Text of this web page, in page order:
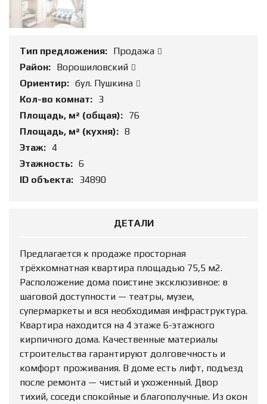
Тип предложения: Продажа
Район: Ворошиловский
Ориентир: бул. Пушкина
Кол-во комнат: 3
Площадь, м² (общая): 76
Площадь, м² (кухня): 8
Этаж: 4
Этажность: 6
ID объекта: 34890
ДЕТАЛИ
Предлагается к продаже просторная
трёхкомнатная квартира площадью 75,5 м2.
Расположение дома поистине эксклюзивное: в
шаговой доступности — театры, музеи,
супермаркеты и вся необходимая инфраструктура.
Квартира находится на 4 этаже 6-этажного
кирпичного дома. Качественные материалы
строительства гарантируют долговечность и
комфорт проживания. В доме есть лифт, подъезд
после ремонта — чистый и ухоженный. Двор
тихий, соседи спокойные и благополучные. Из окон